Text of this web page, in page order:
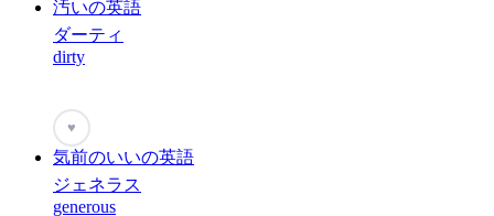
汚いの英語
ダーティ
dirty
♥
気前のいいの英語
ジェネラス
generous